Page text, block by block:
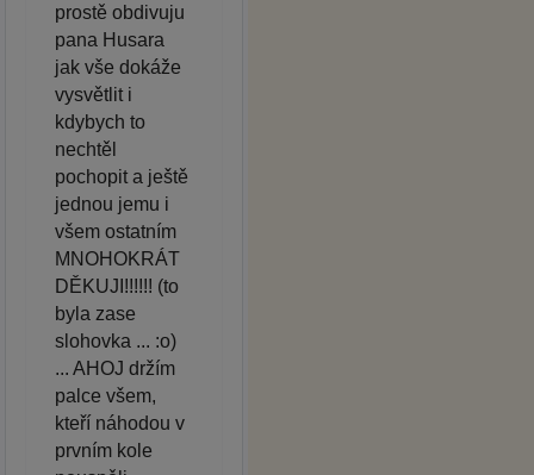
prostě obdivuju
pana Husara
jak vše dokáže
vysvětlit i
kdybych to
nechtěl
pochopit a ještě
jednou jemu i
všem ostatním
MNOHOKRÁT
DĚKUJI!!!!!! (to
byla zase
slohovka ... :o)
... AHOJ držím
palce všem,
kteří náhodou v
prvním kole